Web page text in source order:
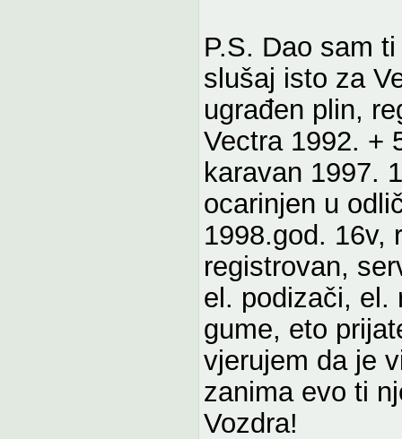
P.S. Dao sam
slušaj isto za
ugrađen plin,
Vectra 1992. +
karavan 1997.
ocarinjen u
1998.god. 16v,
registrovan,
el. podizači, el.
gume, eto
vjerujem da je
zanima evo ti
Vozdra!